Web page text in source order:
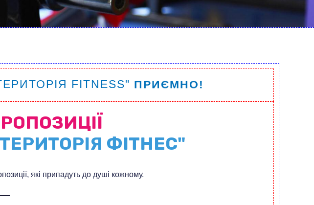
FITNESS" ВИГІДНО!
ФІТНЕС"
які припадуть до душі кожному.